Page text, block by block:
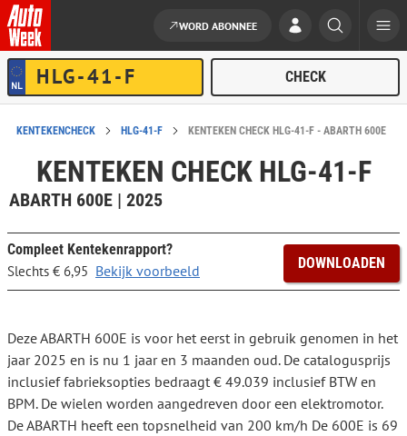
Ga naar de inhoud
WORD ABONNEE
KENTEKENCHECK HLG-41-F KENTEKEN CHECK HLG-41-F - ABARTH 600E
KENTEKEN CHECK HLG-41-F
ABARTH 600E | 2025
Compleet Kentekenrapport?
Slechts € 6,95 Bekijk voorbeeld DOWNLOADEN
Deze ABARTH 600E is voor het eerst in gebruik genomen in het
jaar 2025 en is nu 1 jaar en 3 maanden oud. De catalogusprijs
inclusief fabrieksopties bedraagt € 49.039 inclusief BTW en
BPM. De wielen worden aangedreven door een elektromotor.
De ABARTH heeft een topsnelheid van 200 km/h De 600E is 69